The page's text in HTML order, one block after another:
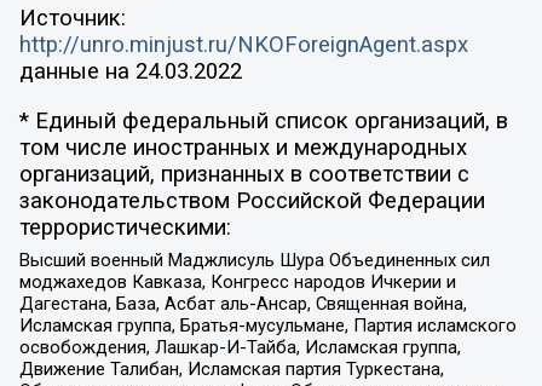
Источник:
http://unro.minjust.ru/NKOForeignAgent.aspx
данные на 24.03.2022
* Единый федеральный список организаций, в
том числе иностранных и международных
организаций, признанных в соответствии с
законодательством Российской Федерации
террористическими:
Высший военный Маджлисуль Шура Объединенных сил
моджахедов Кавказа, Конгресс народов Ичкерии и
Дагестана, База, Асбат аль-Ансар, Священная война,
Исламская группа, Братья-мусульмане, Партия исламского
освобождения, Лашкар-И-Тайба, Исламская группа,
Движение Талибан, Исламская партия Туркестана,